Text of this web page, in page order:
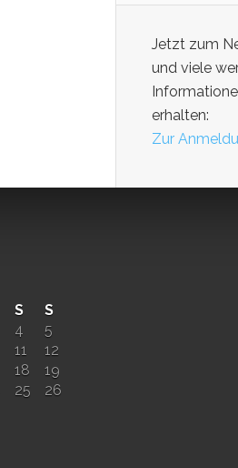
Jetzt zum
und viele
erhalten:
Zur
S
S
4
5
11
12
18
19
25
26